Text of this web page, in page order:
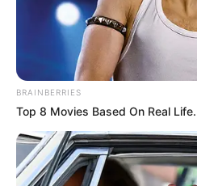
BRAINBERRIES
Top 8 Movies Based On Real